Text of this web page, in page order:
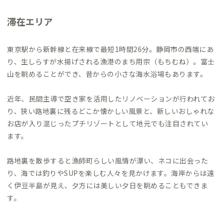
滞在エリア
東京駅から新幹線と在来線で最短1時間26分。静岡市の西端にあ
り、生しらすが水揚げされる漁港のまち用宗（もちむね）。富士
山を眺めることができ、昔からの小さな海水浴場もあります。
近年、民間主導で空き家を活用したリノベーションが行われてお
り、狭い路地裏に残るどこか懐かしい風景と、新しいおしゃれな
お店が入り混じったプチリゾートとして地元でも注目されてい
ます。
路地裏を散歩すると漁師町らしい風情が漂い、ネコに出会った
り、海では釣りやSUPを楽しむ人々を見かけます。海岸からは遠
く伊豆半島が見え、夕方には美しい夕日を眺めることもできま
す。